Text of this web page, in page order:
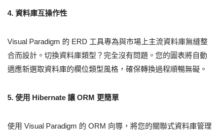
4. 資料庫互操作性
Visual Paradigm 的 ERD 工具專為與市場上主流資料庫無縫整
合而設計。切換資料庫類型？完全沒有問題。您的圖表將自動
適應新選取資料庫的欄位類型風格，確保轉換過程順暢無礙。
5. 使用 Hibernate 讓 ORM 更簡單
使用 Visual Paradigm 的 ORM 向導，將您的關聯式資料庫管理